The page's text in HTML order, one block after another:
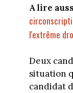
A lire
l'extrême
Deux
situation
candidat